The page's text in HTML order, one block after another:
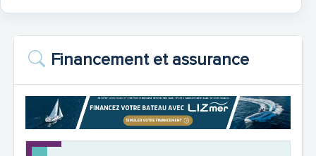
Financement et assurance